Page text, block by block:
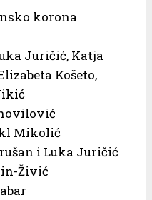
korona
Juričić, Katja
Košeto,
Mikolić
i Luka Juričić
Živić